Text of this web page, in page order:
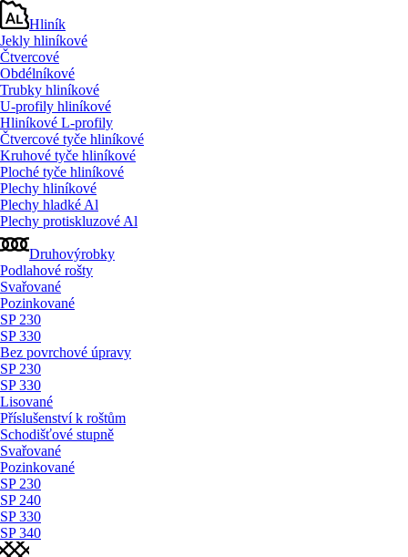
Hliník
Jekly hliníkové
Čtvercové
Obdélníkové
Trubky hliníkové
U-profily hliníkové
Hliníkové L-profily
Čtvercové tyče hliníkové
Kruhové tyče hliníkové
Ploché tyče hliníkové
Plechy hliníkové
Plechy hladké Al
Plechy protiskluzové Al
Druhovýrobky
Podlahové rošty
Svařované
Pozinkované
SP 230
SP 330
Bez povrchové úpravy
SP 230
SP 330
Lisované
Příslušenství k roštům
Schodišťové stupně
Svařované
Pozinkované
SP 230
SP 240
SP 330
SP 340